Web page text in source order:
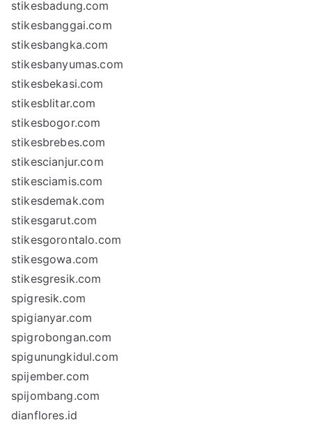
stikesbadung.com
stikesbanggai.com
stikesbangka.com
stikesbanyumas.com
stikesbekasi.com
stikesblitar.com
stikesbogor.com
stikesbrebes.com
stikescianjur.com
stikesciamis.com
stikesdemak.com
stikesgarut.com
stikesgorontalo.com
stikesgowa.com
stikesgresik.com
spigresik.com
spigianyar.com
spigrobongan.com
spigunungkidul.com
spijember.com
spijombang.com
dianflores.id